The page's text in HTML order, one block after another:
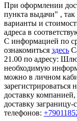
При оформлении
пункта выдачи" ,
варианты и
адреса в
С информацией по
ознакомиться здесь
21.00 по адресу:
необходимую
можно в личном
доставку
доставку
телефонов: